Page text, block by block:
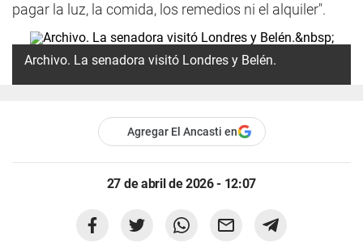
pagar la luz, la comida, los remedios ni el alquiler".
Archivo. La senadora visitó Londres y Belén.
Agregar El Ancasti en
27 de abril de 2026 - 12:07